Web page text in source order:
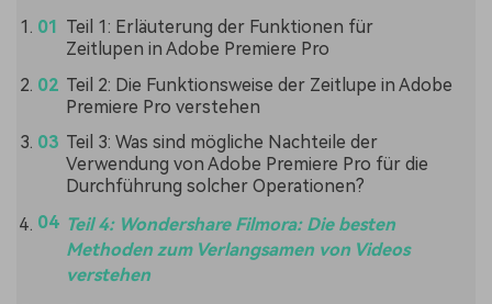
Teil 1: Erläuterung der Funktionen für
Zeitlupen in Adobe Premiere Pro
Teil 2: Die Funktionsweise der Zeitlupe in Adobe
Premiere Pro verstehen
Teil 3: Was sind mögliche Nachteile der
Verwendung von Adobe Premiere Pro für die
Durchführung solcher Operationen?
Teil 4: Wondershare Filmora: Die besten
Methoden zum Verlangsamen von Videos
verstehen